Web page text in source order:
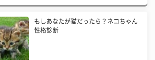
もしあなたが猫だったら？ネコちゃん
性格診断